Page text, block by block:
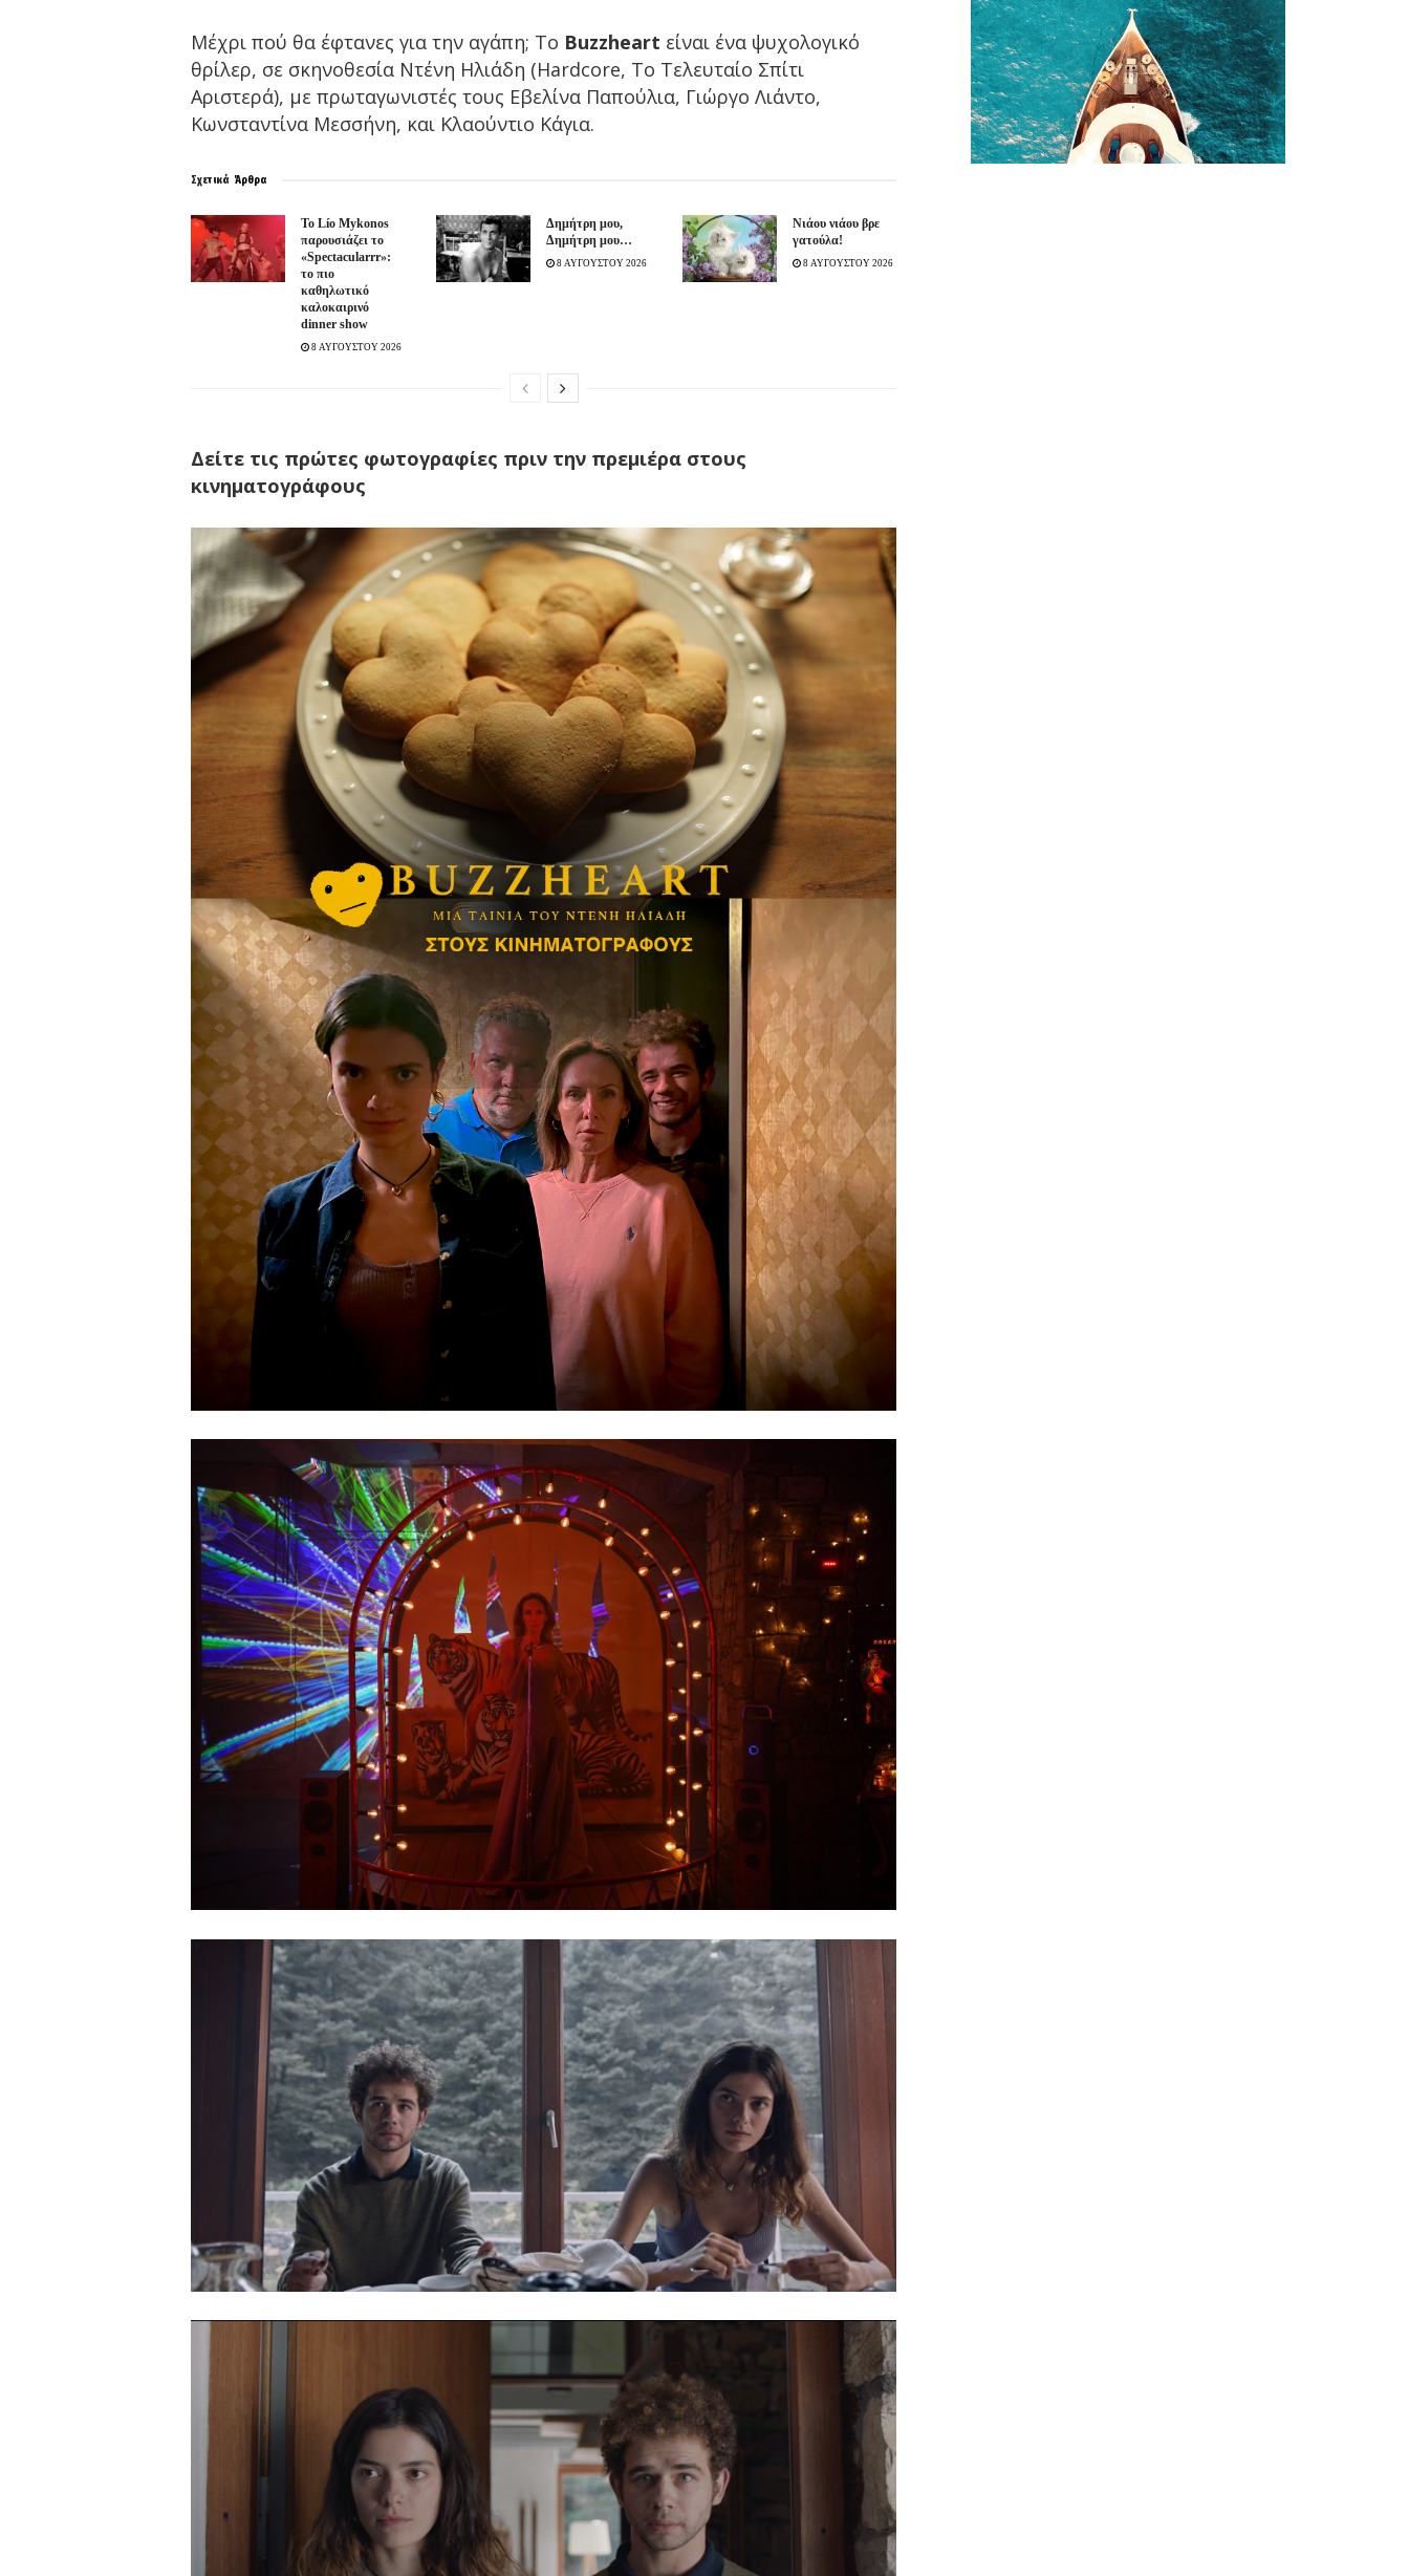
Μέχρι πού θα έφτανες για την αγάπη; Το Buzzheart είναι ένα ψυχολογικό
θρίλερ, σε σκηνοθεσία Ντένη Ηλιάδη (Hardcore, Το Τελευταίο Σπίτι
Αριστερά), με πρωταγωνιστές τους Εβελίνα Παπούλια, Γιώργο Λιάντο,
Κωνσταντίνα Μεσσήνη, και Κλαούντιο Κάγια.
Σχετικά Άρθρα
Το Lío Mykonos
παρουσιάζει το
«Spectacularrr»:
το πιο
καθηλωτικό
καλοκαιρινό
dinner show
8 ΑΥΓΟΥΣΤΟΥ 2026
Δημήτρη μου,
Δημήτρη μου…
8 ΑΥΓΟΥΣΤΟΥ 2026
Νιάου νιάου βρε
γατούλα!
8 ΑΥΓΟΥΣΤΟΥ 2026
Δείτε τις πρώτες φωτογραφίες πριν την πρεμιέρα στους
κινηματογράφους